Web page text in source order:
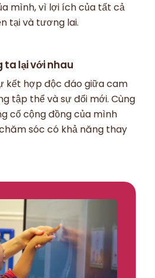
mình, vì lợi ích của tất cả
tại và tương lai.
ta lại với nhau
kết hợp độc đáo giữa cam
tập thể và sự đổi mới. Cùng
cố cộng đồng của mình
sóc có khả năng thay